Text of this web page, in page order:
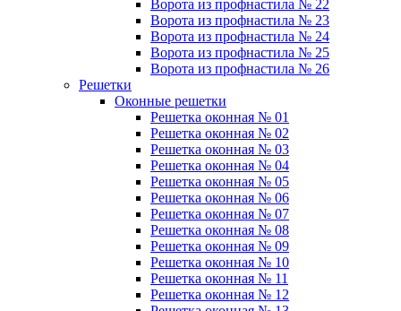
Ворота из профнастила № 22
Ворота из профнастила № 23
Ворота из профнастила № 24
Ворота из профнастила № 25
Ворота из профнастила № 26
Решетки
Оконные решетки
Решетка оконная № 01
Решетка оконная № 02
Решетка оконная № 03
Решетка оконная № 04
Решетка оконная № 05
Решетка оконная № 06
Решетка оконная № 07
Решетка оконная № 08
Решетка оконная № 09
Решетка оконная № 10
Решетка оконная № 11
Решетка оконная № 12